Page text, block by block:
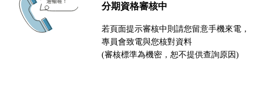
分期資格審核中
若頁面提示審核中則請您留意手機來電，
專員會致電與您核對資料
(審核標準為機密，恕不提供查詢原因)